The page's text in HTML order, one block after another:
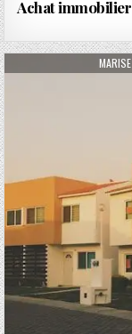
Achat immobilier
AUTHOR:
MARISE